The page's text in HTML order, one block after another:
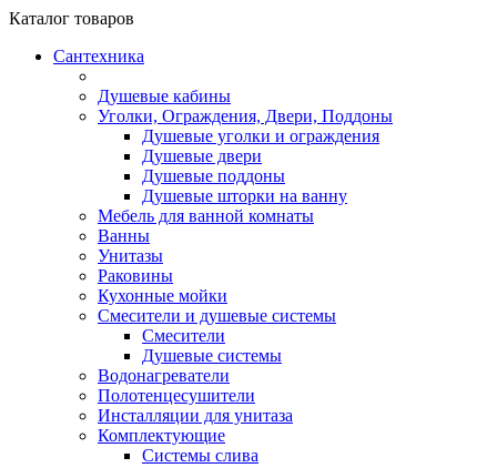
Каталог товаров
Сантехника
Душевые кабины
Уголки, Ограждения, Двери, Поддоны
Душевые уголки и ограждения
Душевые двери
Душевые поддоны
Душевые шторки на ванну
Мебель для ванной комнаты
Ванны
Унитазы
Раковины
Кухонные мойки
Смесители и душевые системы
Смесители
Душевые системы
Водонагреватели
Полотенцесушители
Инсталляции для унитаза
Комплектующие
Системы слива